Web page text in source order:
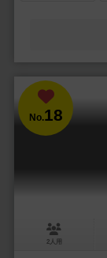
No.18
2人用